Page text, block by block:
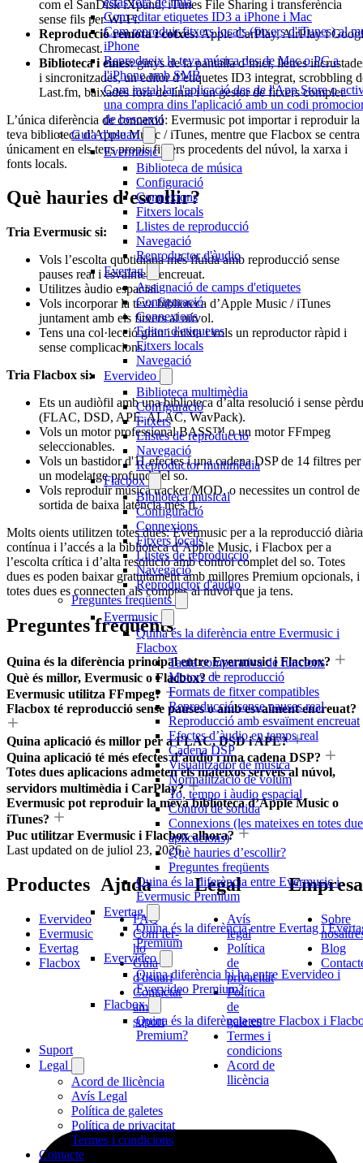
Com editar etiquetes ID3 a iPhone i Mac
Com reproduir fitxers locals (fitxers d'iTunes) al
iPhone
Reprodueix la teva música des de Mac o PC a
l'iPhone amb SMB
Com instal·lar l'aplicació des de l'App Store o
una compra dins l'aplicació amb un codi
de bescanvi
Guia d'usuari
Evermusic
Biblioteca de música
Configuració
Connexions
Fitxers locals
Llistes de reproducció
Navegació
Reproductor d'àudio
Evertag
Assignació de camps d'etiquetes
Configuració
Connexions
Editor d'etiquetes
Fitxers locals
Navegació
Evervideo
Biblioteca multimèdia
Configuració
Fitxers
Llistes de reproducció
Navegació
Reproductor multimèdia
Flacbox
Biblioteca musical
Configuració
Connexions
Fitxers locals
Llistes de reproducció
Navegació
Reproductor d'àudio
Preguntes freqüents
Evermusic
Quina és la diferència entre Evermusic i
Flacbox
Taula comparativa de funcions
Motors de reproducció
Formats de fitxer compatibles
Reproducció sense pauses real
Reproducció amb esvaïment encreuat
Efectes d’àudio en temps real
Cadena DSP
Visualitzador de música
Normalització de volum
To, tempo i àudio espacial
Control de sortida
Connexions (les mateixes en totes
aplicacions)
Què hauries d’escollir?
Preguntes freqüents
Quina és la diferència entre Evermusic i
Evermusic Premium
Evertag
Quina és la diferència entre Evertag i
Premium
Evervideo
Quina diferència hi ha entre Evervideo i
Evervideo Premium?
Flacbox
Quina és la diferència entre Flacbox i
Premium?
Suport
Legal
Acord de llicència
Avís Legal
Política de galetes
Política de privacitat
Termes i condicions
Contacte
com el SanDisk iXpand, iTunes File Sharing i transferència
sense fils per Wi-Fi.
Reproducció remota i cotxes:Apple CarPlay, AirPlay i
Chromecast.
Biblioteca i eines:ginys de la pantalla d’inici, lletres
i sincronitzades, un editor d’etiquetes ID3 integrat, scrobbling
Last.fm, baixades fora de línia i un gestor de fitxers complet.
L’única diferència de connexió: Evermusic pot importar i reproduir la
teva biblioteca d’Apple Music / iTunes, mentre que Flacbox se centra
únicament en els teus propis fitxers procedents del núvol, la xarxa i
fonts locals.
Què hauries d’escollir?
Tria Evermusic si:
Vols l’escolta quotidiana més fluida amb reproducció sense
pauses real i esvaïment encreuat.
Utilitzes àudio espacial.
Vols incorporar la teva biblioteca d’Apple Music / iTunes
juntament amb els fitxers al núvol.
Tens una col·lecció gran i mixta i vols un reproductor ràpid i
sense complicacions.
Tria Flacbox si:
Ets un audiòfil amb una biblioteca d’alta resolució i sense
(FLAC, DSD, APE, ALAC, WavPack).
Vols un motor professional BASS™ o un motor FFmpeg
seleccionables.
Vols un bastidor d'11 efectes i una cadena DSP de 14 filtres per
un modelatge profund del so.
Vols reproduir música tracker/MOD, o necessites un control de
sortida de baixa latència més fi.
Molts oients utilitzen totes dues: Evermusic per a la reproducció
contínua i l’accés a la biblioteca d’Apple Music, i Flacbox per a
l’escolta crítica i d’alta resolució amb control complet del so. Totes
dues es poden baixar gratuïtament amb millores Premium opcionals, i
totes dues es connecten als comptes al núvol que ja tens.
Preguntes freqüents
Quina és la diferència principal entre Evermusic i Flacbox?
Què és millor, Evermusic o Flacbox?
Evermusic utilitza FFmpeg?
Flacbox té reproducció sense pauses o amb esvaïment encreuat?
Quina aplicació és millor per a FLAC, DSD i APE?
Quina aplicació té més efectes d’àudio i una cadena DSP?
Totes dues aplicacions admeten els mateixos serveis al núvol,
servidors multimèdia i CarPlay?
Evermusic pot reproduir la meva biblioteca d’Apple Music o
iTunes?
Puc utilitzar Evermusic i Flacbox alhora?
Last updated on de juliol 23, 2026
Productes
Evervideo
Evermusic
Evertag
Flacbox
Ajuda
FAQ
Com fer-
ho
Guia
d'usuari
Contactar
amb
suport
Legal
Avís
legal
Política
de
privacitat
Política
de
galetes
Termes i
condicions
Acord de
llicència
Empresa
Sobre
Blog